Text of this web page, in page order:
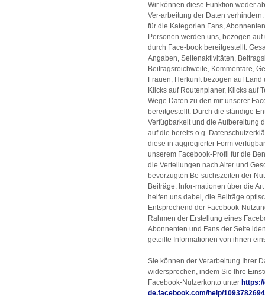
Wir können diese Funktion weder
Ver-arbeitung der Daten
für die Kategorien Fans,
Personen werden uns, bezogen
durch Face-book bereitgestellt:
Angaben, Seitenaktivitäten,
Beitragsreichweite, Kommentare,
Frauen, Herkunft bezogen auf
Klicks auf Routenplaner, Klicks auf
Wege Daten zu den mit unserer
bereitgestellt. Durch die ständige
Verfügbarkeit und die Aufbereitung
auf die bereits o.g.
diese in aggregierter Form
unserem Facebook-Profil für die
die Verteilungen nach Alter und
bevorzugten Be-suchszeiten der
Beiträge. Infor-mationen über die
helfen uns dabei, die Beiträge
Entsprechend der Facebook-
Rahmen der Erstellung eines
Abonnenten und Fans der Seite
geteilte Informationen von ihnen
Sie können der Verarbeitung Ihrer
widersprechen, indem Sie Ihre
Facebook-Nutzerkonto unter
de.facebook.com/help/